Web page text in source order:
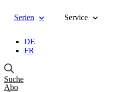
Serien Service
DE
FR
Suche
Abo